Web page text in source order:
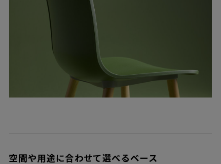
空間や用途に合わせて選べるベース